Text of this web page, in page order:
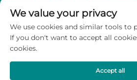
décadas, especializando-se na
adesivas BOPP de alta qualidade.
reservados - Política de
We value your privacy
We use cookies and similar tools to
If you don't want to accept all
cookies.
Accept all